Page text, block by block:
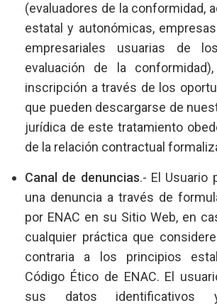
(evaluadores de la conformidad,
estatal y autonómicas,
empresariales usuarias de
evaluación de la
inscripción a través de los
que pueden descargarse de
jurídica de este tratamiento
de la relación contractual
Canal de denuncias.- El Usuario
una denuncia a través de
por ENAC en su Sitio Web, en
cualquier práctica que
contraria a los principios
Código Ético de ENAC. El
sus datos